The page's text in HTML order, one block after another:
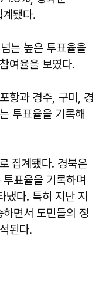
됐다.
는 높은 투표율을
여율을 보였다.
항과 경주, 구미, 경
투표율을 기록해
집계됐다. 경북은
표율을 기록하며
냈다. 특히 지난 지
면서 도민들의 정
된다.